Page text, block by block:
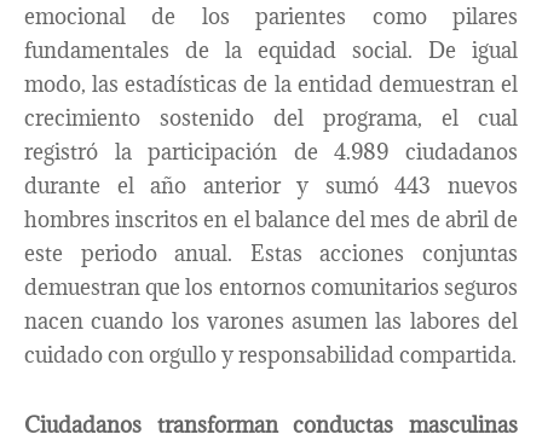
emocional de los parientes como pilares
fundamentales de la equidad social. De igual
modo, las estadísticas de la entidad demuestran el
crecimiento sostenido del programa, el cual
registró la participación de 4.989 ciudadanos
durante el año anterior y sumó 443 nuevos
hombres inscritos en el balance del mes de abril de
este periodo anual. Estas acciones conjuntas
demuestran que los entornos comunitarios seguros
nacen cuando los varones asumen las labores del
cuidado con orgullo y responsabilidad compartida.
Ciudadanos transforman conductas masculinas